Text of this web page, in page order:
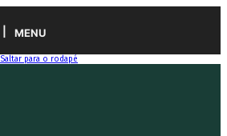
MENU
Saltar para o rodapé